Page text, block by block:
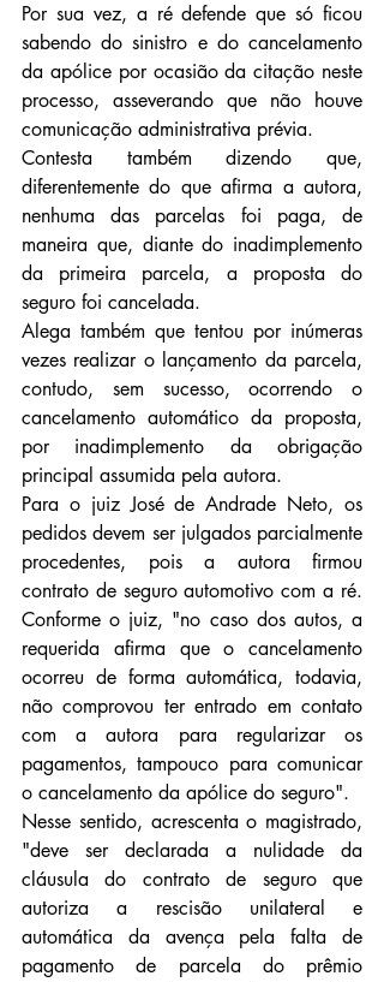
Por sua vez, a ré defende que só ficou
sabendo do sinistro e do cancelamento
da apólice por ocasião da citação neste
processo, asseverando que não houve
comunicação administrativa prévia.
Contesta também dizendo que,
diferentemente do que afirma a autora,
nenhuma das parcelas foi paga, de
maneira que, diante do inadimplemento
da primeira parcela, a proposta do
seguro foi cancelada.
Alega também que tentou por inúmeras
vezes realizar o lançamento da parcela,
contudo, sem sucesso, ocorrendo o
cancelamento automático da proposta,
por inadimplemento da obrigação
principal assumida pela autora.
Para o juiz José de Andrade Neto, os
pedidos devem ser julgados parcialmente
procedentes, pois a autora firmou
contrato de seguro automotivo com a ré.
Conforme o juiz, "no caso dos autos, a
requerida afirma que o cancelamento
ocorreu de forma automática, todavia,
não comprovou ter entrado em contato
com a autora para regularizar os
pagamentos, tampouco para comunicar
o cancelamento da apólice do seguro".
Nesse sentido, acrescenta o magistrado,
"deve ser declarada a nulidade da
cláusula do contrato de seguro que
autoriza a rescisão unilateral e
automática da avença pela falta de
pagamento de parcela do prêmio